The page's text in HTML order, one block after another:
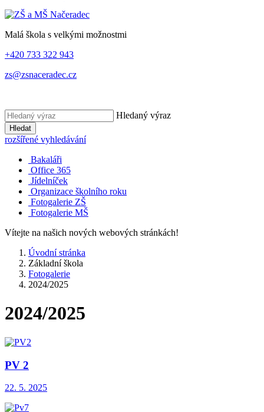
Malá škola s velkými možnostmi
+420 733 322 943
zs@zsnaceradec.cz
Hledaný výraz
Hledat
rozšířené vyhledávání
Bakaláři
Office 365
Jídelníček
Organizace školního roku
Fotogalerie ZŠ
Fotogalerie MŠ
Vítejte na našich nových webových stránkách!
Úvodní stránka
Základní škola
Fotogalerie
2024/2025
2024/2025
PV 2
22. 5. 2025